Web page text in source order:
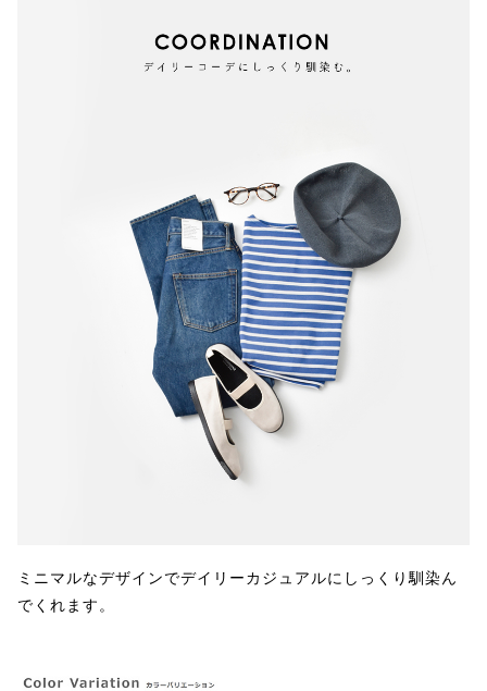
ミニマルなデザインでデイリーカジュアルにしっくり馴染ん
でくれます。